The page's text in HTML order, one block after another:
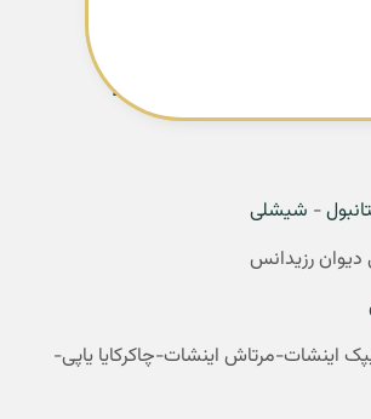
دیوان رزیدانس
Bomonti Divan
- شیشلی
دیوان رزیدانس
اینشات-مرتاش اینشات-چاکرکایا یاپی-